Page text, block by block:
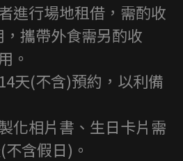
進行場地租借，需酌收
攜帶外食需另酌收
。
天(不含)預約，以利備
化相片書、生日卡片需
含假日)。